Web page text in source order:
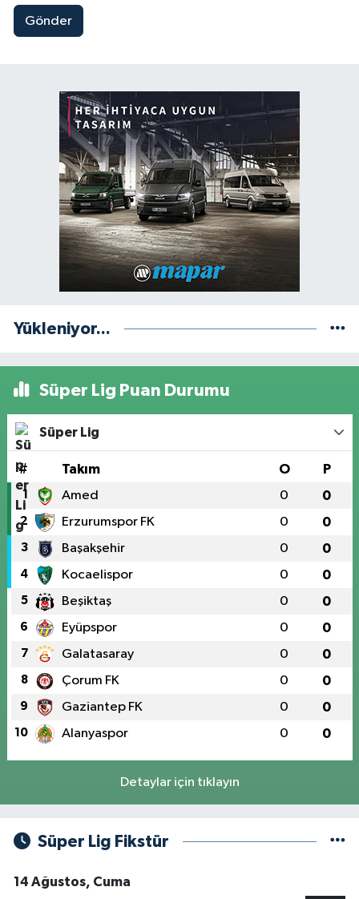
Gönder
Yükleniyor...
Süper Lig Puan Durumu
Süper Lig
# Takım O P
1 Amed 0 0
2 Erzurumspor FK 0 0
3 Başakşehir 0 0
4 Kocaelispor 0 0
5 Beşiktaş 0 0
6 Eyüpspor 0 0
7 Galatasaray 0 0
8 Çorum FK 0 0
9 Gaziantep FK 0 0
10 Alanyaspor 0 0
Detaylar için tıklayın
Süper Lig Fikstür
14 Ağustos, Cuma